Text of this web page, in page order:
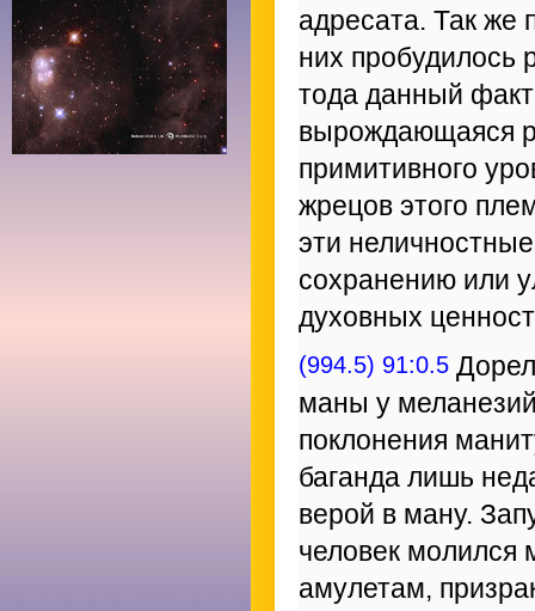
адресата. Так же
них пробудилось
тода данный факт
вырождающаяся
примитивного
жрецов этого
эти
сохранению или
духовных
(994.5) 91:0.5
маны у
поклонения
баганда лишь
верой в ману.
человек
амулетам,